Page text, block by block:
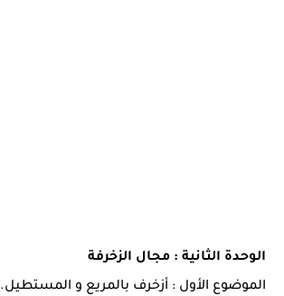
الوحدة الثانية : مجال الزخرفة
الموضوع الأول : أزخرف بالمريع و المستطيل.